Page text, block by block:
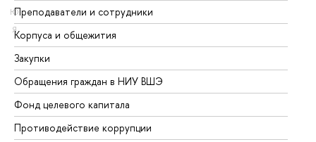
Ю
Я
Преподаватели и сотрудники
Корпуса и общежития
Закупки
Обращения граждан в НИУ ВШЭ
Фонд целевого капитала
Противодействие коррупции